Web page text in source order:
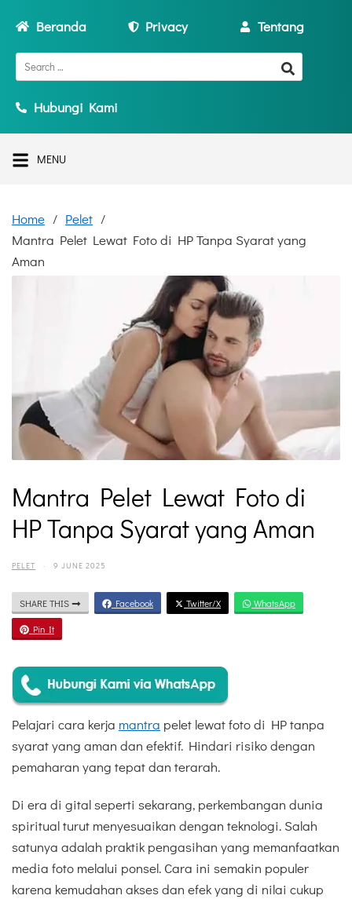
Beranda Privacy Tentang
Hubungi Kami
MENU
Home
Pelet
Mantra Pelet Lewat Foto di HP Tanpa Syarat yang
Aman
Mantra Pelet Lewat Foto di
HP Tanpa Syarat yang Aman
PELET · 9 JUNE 2025
SHARE THIS Facebook Twitter/X WhatsApp
Pin It
Pelajari cara kerja mantra pelet lewat foto di HP tanpa
syarat yang aman dan efektif. Hindari risiko dengan
pemaharan yang tepat dan terarah.
Di era di gital seperti sekarang, perkembangan dunia
spiritual turut menyesuaikan dengan teknologi. Salah
satunya adalah praktik pengasihan yang memanfaatkan
media foto melalui ponsel. Cara ini semakin populer
karena kemudahan akses dan efek yang di nilai cukup